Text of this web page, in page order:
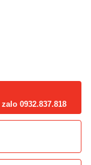
0932.837.818